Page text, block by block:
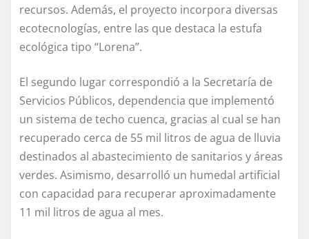
recursos. Además, el proyecto incorpora diversas
ecotecnologías, entre las que destaca la estufa
ecológica tipo “Lorena”.
El segundo lugar correspondió a la Secretaría de
Servicios Públicos, dependencia que implementó
un sistema de techo cuenca, gracias al cual se han
recuperado cerca de 55 mil litros de agua de lluvia
destinados al abastecimiento de sanitarios y áreas
verdes. Asimismo, desarrolló un humedal artificial
con capacidad para recuperar aproximadamente
11 mil litros de agua al mes.